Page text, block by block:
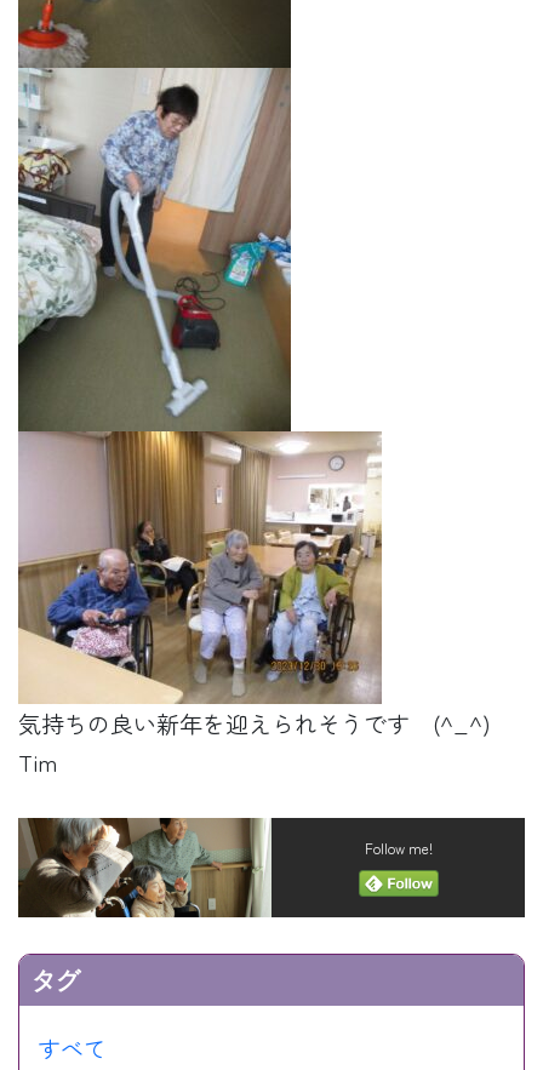
気持ちの良い新年を迎えられそうです (^_^)
Tim
Follow me!
タグ
すべて